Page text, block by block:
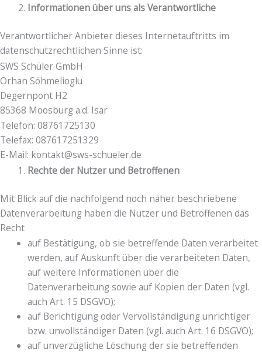
Informationen über uns als Verantwortliche
Verantwortlicher Anbieter dieses Internetauftritts im
datenschutzrechtlichen Sinne ist:
SWS Schüler GmbH
Orhan Söhmelioglu
Degernpont H2
85368 Moosburg a.d. Isar
Telefon: 08761725130
Telefax: 087617251329
E-Mail: kontakt@sws-schueler.de
Rechte der Nutzer und Betroffenen
Mit Blick auf die nachfolgend noch näher beschriebene
Datenverarbeitung haben die Nutzer und Betroffenen das
Recht
auf Bestätigung, ob sie betreffende Daten verarbeitet
werden, auf Auskunft über die verarbeiteten Daten,
auf weitere Informationen über die
Datenverarbeitung sowie auf Kopien der Daten (vgl.
auch Art. 15 DSGVO);
auf Berichtigung oder Vervollständigung unrichtiger
bzw. unvollständiger Daten (vgl. auch Art. 16 DSGVO);
auf unverzügliche Löschung der sie betreffenden